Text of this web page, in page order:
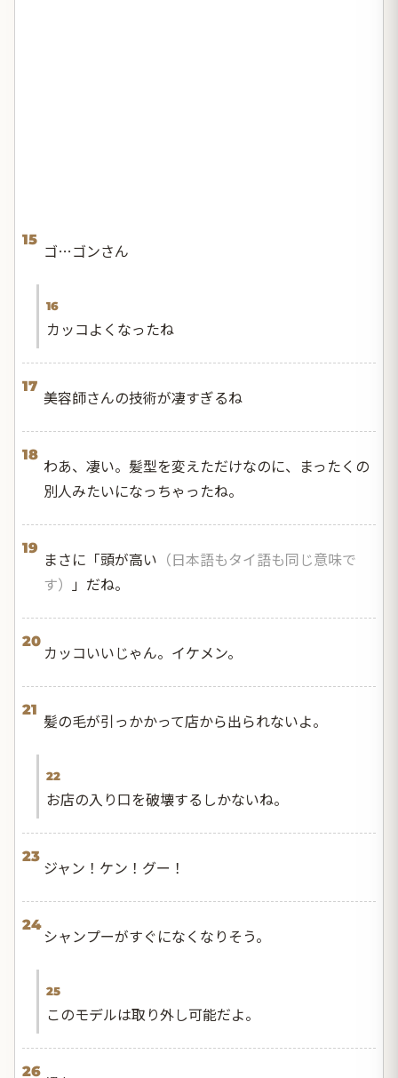
15
ゴ…ゴンさん
16
カッコよくなったね
17
美容師さんの技術が凄すぎるね
18
わあ、凄い。髪型を変えただけなのに、まったくの
別人みたいになっちゃったね。
19
まさに「頭が高い （日本語もタイ語も同じ意味で
す） 」だね。
20
カッコいいじゃん。イケメン。
21
髪の毛が引っかかって店から出られないよ。
22
お店の入り口を破壊するしかないね。
23
ジャン！ケン！グー！
24
シャンプーがすぐになくなりそう。
25
このモデルは取り外し可能だよ。
26